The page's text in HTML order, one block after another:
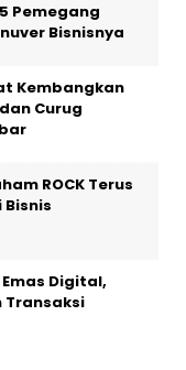
Pemegang
Bisnisnya
Kembangkan
Curug
ROCK Terus
Bisnis
Digital,
Transaksi